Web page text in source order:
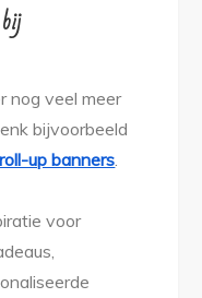
nog veel meer
bijvoorbeeld
roll-up banners.
voor